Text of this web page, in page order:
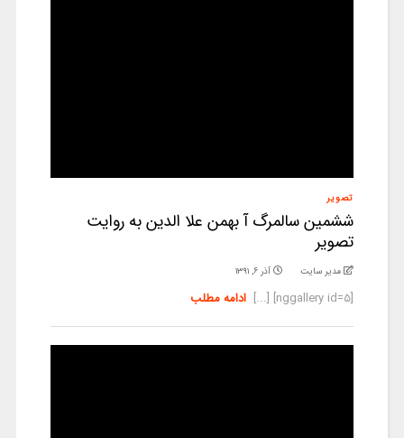
تصویر
ششمین سالمرگ آ بهمن علا الدین به روایت
تصویر
مدیر سایت آذر ۶, ۱۳۹۱
ادامه مطلب